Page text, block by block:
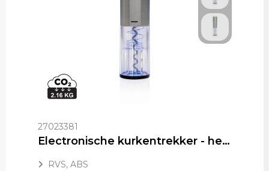
27023381
Electronische kurkentrekker - herlaadbaar via USB
RVS, ABS